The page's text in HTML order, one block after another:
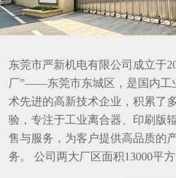
东莞市严新机电有限公司成立于
厂”——东莞市东城区，是国内工
术先进的高新技术企业，积累了
验，专注于工业离合器、印刷版
售与服务，为客户提供高品质的
务。 公司两大厂区面积13000平方